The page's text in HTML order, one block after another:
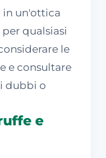
in un'ottica
qualsiasi
le
e consultare
dubbi o
e